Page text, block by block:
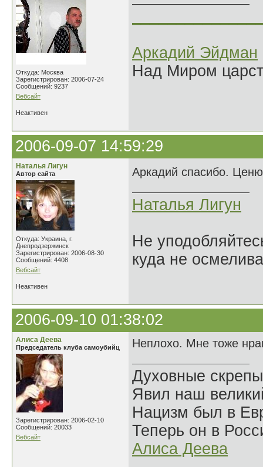
Откуда: Москва
Зарегистрирован: 2006-07-24
Сообщений: 9237
Вебсайт
Аркадий Эйдман
Над Миром
Неактивен
2006-09-07 14:59:29
Наталья Лигун
Автор сайта
Откуда: Украина, г.
Днепродзержинск
Зарегистрирован: 2006-08-30
Сообщений: 4408
Вебсайт
Аркадий спасибо.
Наталья Лигун
Не
куда не
Неактивен
2006-09-10 01:38:02
Алиса Деева
Председатель клуба самоубийц
Зарегистрирован: 2006-02-10
Сообщений: 20033
Вебсайт
Неплохо. Мне тоже
Духовные
Явил наш
Нацизм был в
Теперь он в
Алиса Деева